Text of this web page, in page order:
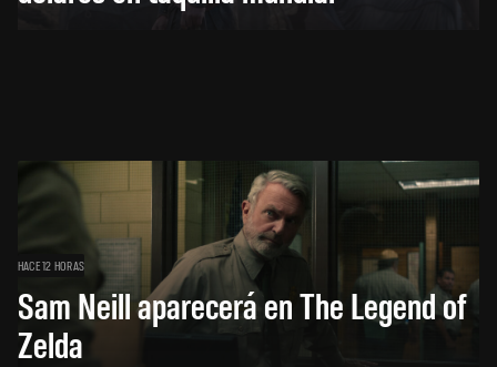
HACE 12 HORAS
Sam Neill aparecerá en The Legend of
Zelda